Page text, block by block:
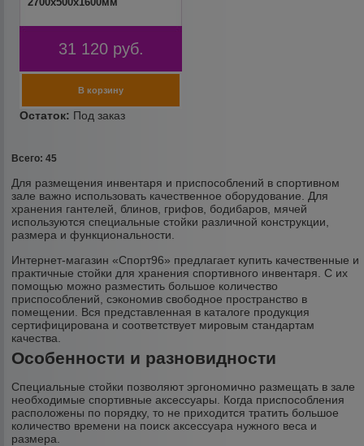
31 120 руб.
Всего: 45
Для размещения инвентаря и приспособлений в спортивном
зале важно использовать качественное оборудование. Для
хранения гантелей, блинов, грифов, бодибаров, мячей
используются специальные стойки различной конструкции,
размера и функциональности.
Интернет-магазин «Спорт96» предлагает купить качественные и
практичные стойки для хранения спортивного инвентаря. С их
помощью можно разместить большое количество
приспособлений, сэкономив свободное пространство в
помещении. Вся представленная в каталоге продукция
сертифицирована и соответствует мировым стандартам
качества.
Особенности и разновидности
Специальные стойки позволяют эргономично размещать в зале
необходимые спортивные аксессуары. Когда приспособления
расположены по порядку, то не приходится тратить большое
количество времени на поиск аксессуара нужного веса и
размера.